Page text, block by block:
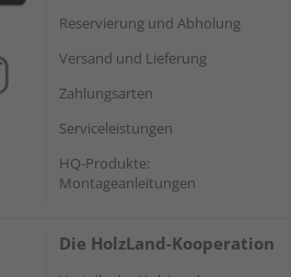
Reservierung und Abholung
Versand und Lieferung
Zahlungsarten
Serviceleistungen
HQ-Produkte:
Montageanleitungen
Die HolzLand-Kooperation